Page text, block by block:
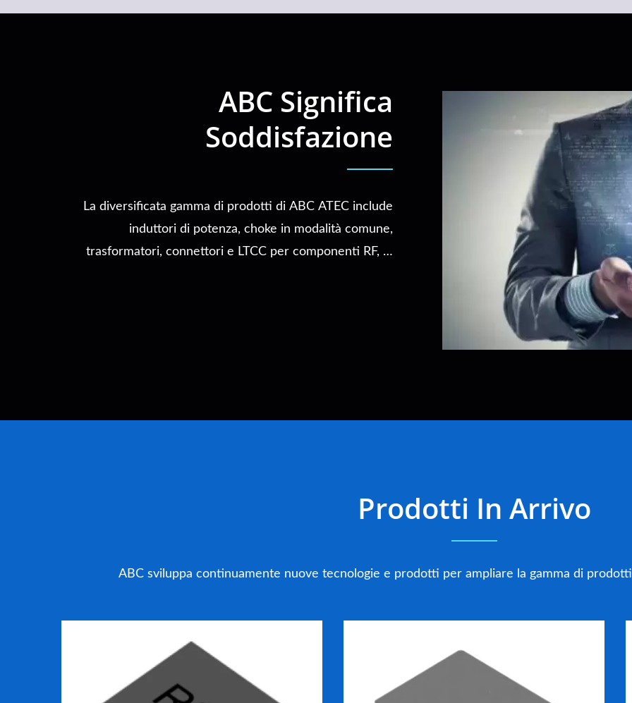
ABC Significa
Soddisfazione
La diversificata gamma di prodotti di ABC ATEC include
induttori di potenza, choke in modalità comune,
trasformatori, connettori e LTCC per componenti RF, in
Prodotti In Arrivo
ABC sviluppa continuamente nuove tecnologie e prodotti per ampliare la gamma di